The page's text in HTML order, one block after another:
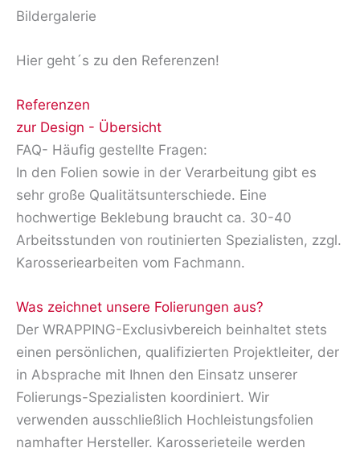
Bildergalerie
Hier geht´s zu den Referenzen!
Referenzen
zur Design - Übersicht
FAQ- Häufig gestellte Fragen:
In den Folien sowie in der Verarbeitung gibt es
sehr große Qualitätsunterschiede. Eine
hochwertige Beklebung braucht ca. 30-40
Arbeitsstunden von routinierten Spezialisten, zzgl.
Karosseriearbeiten vom Fachmann.
Was zeichnet unsere Folierungen aus?
Der WRAPPING-Exclusivbereich beinhaltet stets
einen persönlichen, qualifizierten Projektleiter, der
in Absprache mit Ihnen den Einsatz unserer
Folierungs-Spezialisten koordiniert. Wir
verwenden ausschließlich Hochleistungsfolien
namhafter Hersteller. Karosserieteile werden